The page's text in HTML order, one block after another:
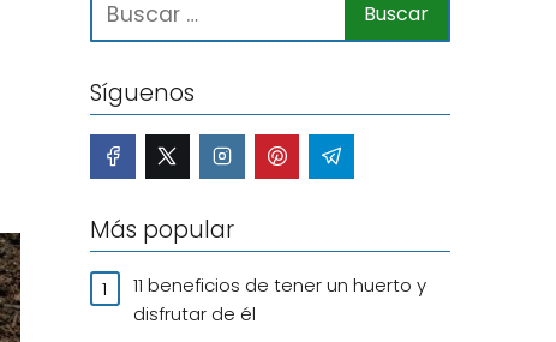
Síguenos
Más popular
11 beneficios de tener un huerto y
disfrutar de él